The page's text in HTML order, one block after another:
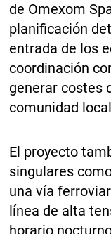
de Omexom
planificación
entrada de los
coordinación
generar costes
comunidad
El proyecto
singulares
una vía
línea de alta